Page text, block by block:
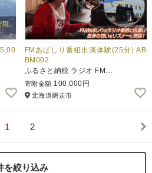
FMあばしり番組出演体験(25分) AB
BM002
ふるさと納税 ラジオ FM…
寄附金額 100,000円
北海道網走市
1 2
を絞り込み